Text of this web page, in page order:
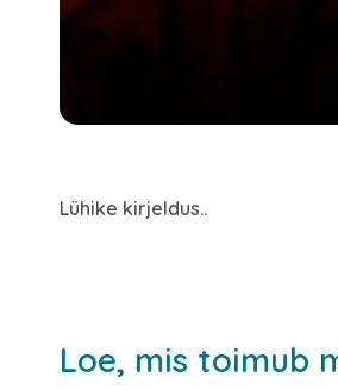
Lühike kirjeldus..
Loe, mis toimub